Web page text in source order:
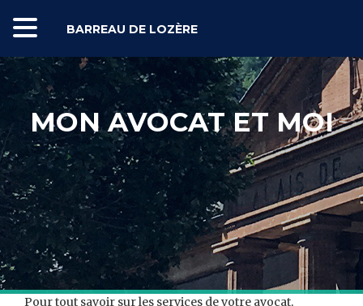
MON AVOCAT ET MOI
Pour tout savoir sur les services de votre avocat,
BARREAU DE LOZÈRE